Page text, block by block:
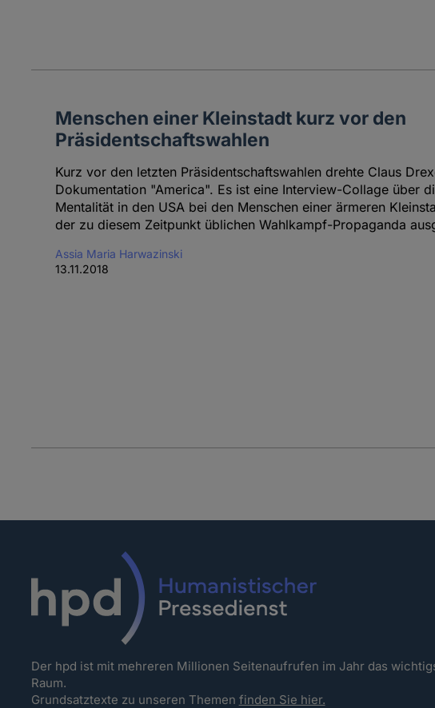
Menschen einer Kleinstadt kurz vor den
Präsidentschaftswahlen
Kurz vor den letzten Präsidentschaftswahlen drehte Claus
Dokumentation "America". Es ist eine Interview-Collage über
Mentalität in den USA bei den Menschen einer ärmeren
der zu diesem Zeitpunkt üblichen Wahlkampf-Propaganda
Assia Maria Harwazinski
13.11.2018
Der hpd ist mit mehreren Millionen Seitenaufrufen im Jahr das
Raum.
Grundsatztexte zu unseren Themen finden Sie hier.